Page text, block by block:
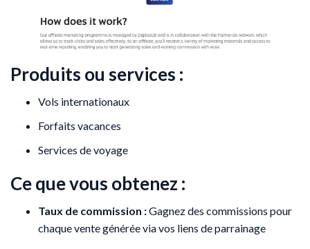
Produits ou services :
Vols internationaux
Forfaits vacances
Services de voyage
Ce que vous obtenez :
Taux de commission :Gagnez des commissions pour
chaque vente générée via vos liens de parrainage